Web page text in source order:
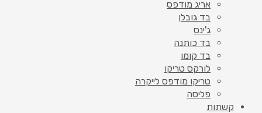
אריג מודפס
בד גובלן
ג'ינס
בד כותנה
בד קומו
לורקס טריקו
טריקו מודפס לייקרה
פליסה
קשתות